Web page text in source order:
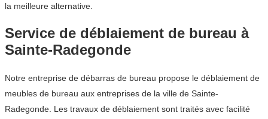
la meilleure alternative.
Service de déblaiement de bureau à
Sainte-Radegonde
Notre entreprise de débarras de bureau propose le déblaiement de
meubles de bureau aux entreprises de la ville de Sainte-
Radegonde. Les travaux de déblaiement sont traités avec facilité